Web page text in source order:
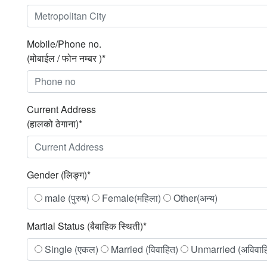
Mobile/Phone no.
(मोबाईल / फोन नम्बर )*
Current Address
(हालको ठेगाना)*
Gender (लिङ्ग)*
male (पुरुष)
Female(महिला) Other(अन्य)
Martial Status (बैबाहिक स्थिती)*
Single (एकल)
Married (विवाहित) Unmarried